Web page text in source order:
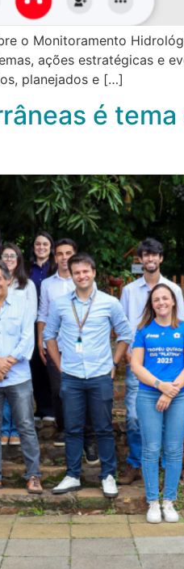
o Monitoramento
ações estratégicas e
planejados e […]
é